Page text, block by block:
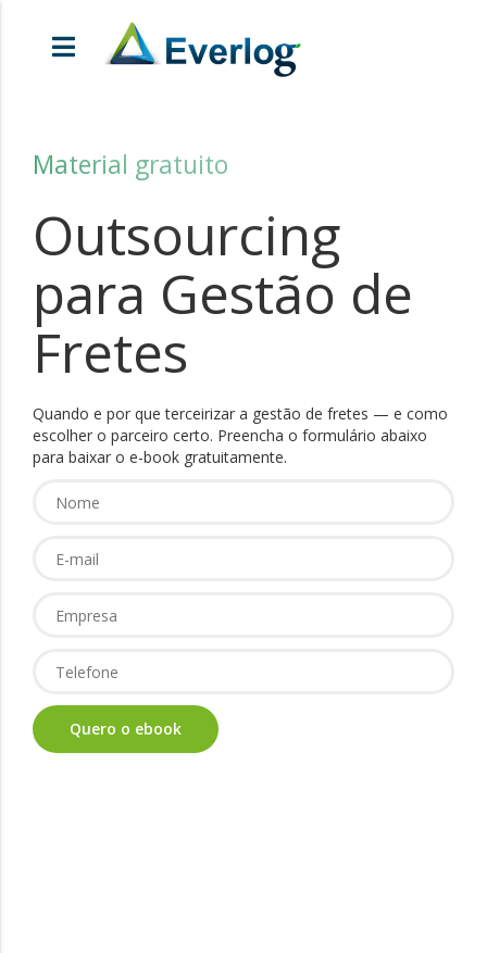
Material gratuito
Outsourcing
para Gestão de
Fretes
Quando e por que terceirizar a gestão de fretes — e como
escolher o parceiro certo. Preencha o formulário abaixo
para baixar o e-book gratuitamente.